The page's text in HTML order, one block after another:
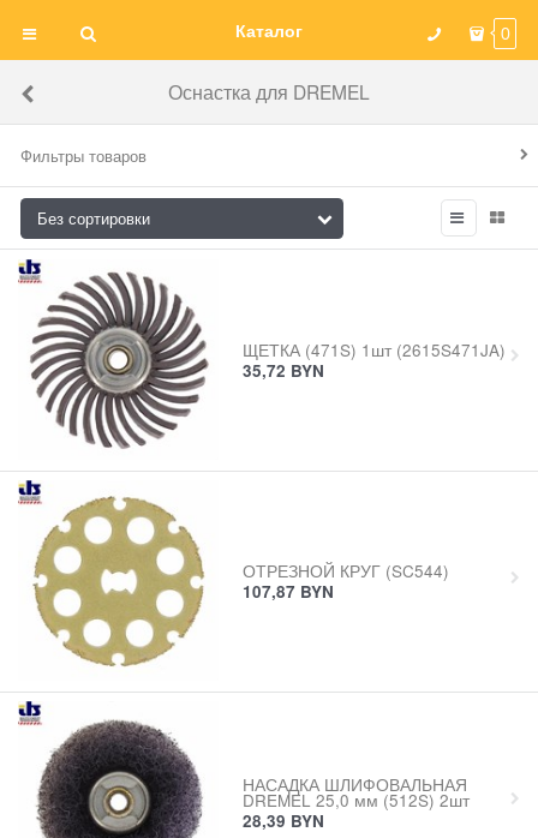
Каталог 0
Оснастка для DREMEL
Фильтры товаров
ЩЕТКА (471S) 1шт (2615S471JA)
35,72 BYN
ОТРЕЗНОЙ КРУГ (SC544)
107,87 BYN
НАСАДКА ШЛИФОВАЛЬНАЯ
DREMEL 25,0 мм (512S) 2шт
28,39 BYN